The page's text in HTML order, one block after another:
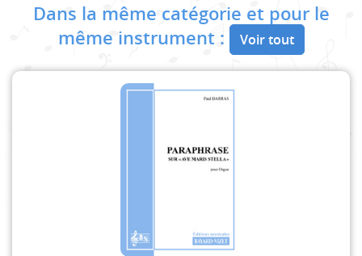
Dans la même catégorie et pour le
même instrument :
Voir tout